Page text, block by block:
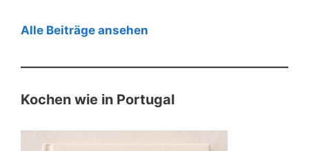
Alle Beiträge ansehen
Kochen wie in Portugal